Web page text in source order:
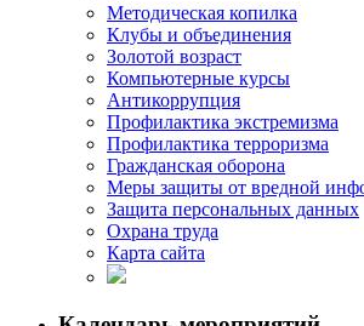
Методическая копилка
Клубы и объединения
Золотой возраст
Компьютерные курсы
Антикоррупция
Профилактика экстремизма
Профилактика терроризма
Гражданская оборона
Меры защиты от вредной
Защита персональных данных
Охрана труда
Карта сайта